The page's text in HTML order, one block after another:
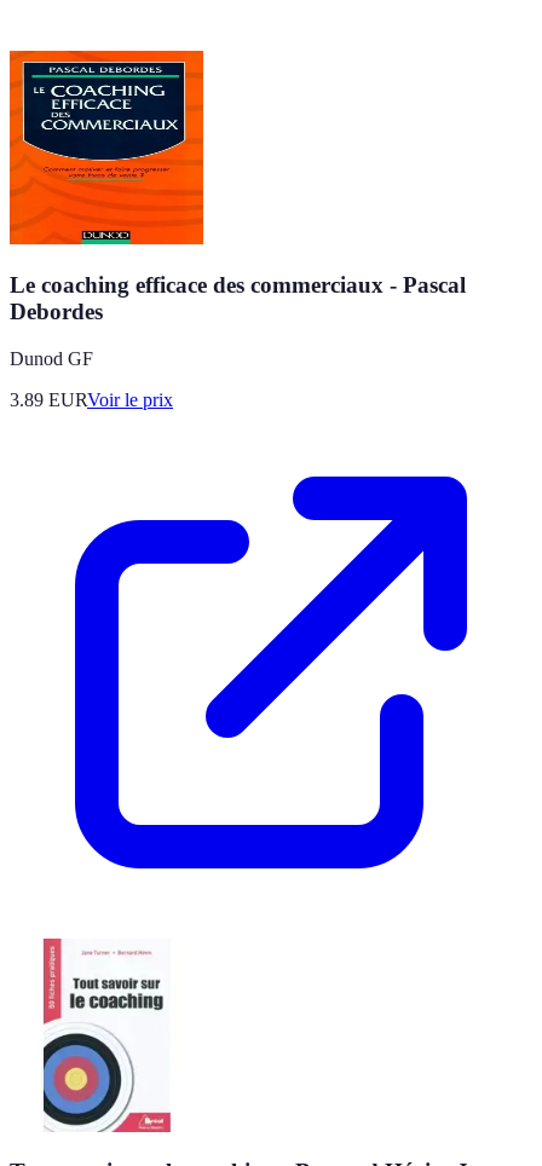
Le coaching efficace des commerciaux - Pascal
Debordes
Dunod GF
3.89 EURVoir le prix